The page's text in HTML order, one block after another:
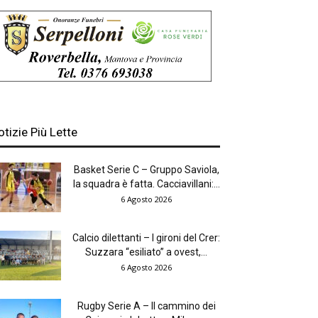
Più Lette
Basket Serie C – Gruppo Saviola,
la squadra è fatta. Cacciavillani:...
6 Agosto 2026
Calcio dilettanti – I gironi del Crer:
Suzzara “esiliato” a ovest,...
6 Agosto 2026
Rugby Serie A – Il cammino dei